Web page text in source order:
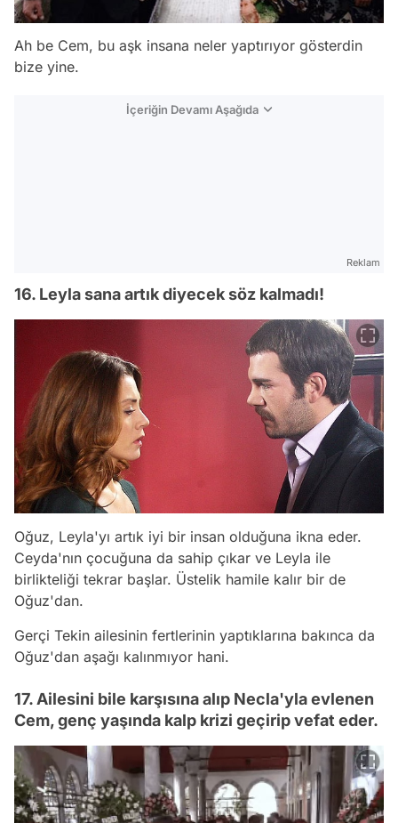
Ah be Cem, bu aşk insana neler yaptırıyor gösterdin
bize yine.
İçeriğin Devamı Aşağıda
Reklam
16. Leyla sana artık diyecek söz kalmadı!
Oğuz, Leyla'yı artık iyi bir insan olduğuna ikna eder.
Ceyda'nın çocuğuna da sahip çıkar ve Leyla ile
birlikteliği tekrar başlar. Üstelik hamile kalır bir de
Oğuz'dan.
Gerçi Tekin ailesinin fertlerinin yaptıklarına bakınca da
Oğuz'dan aşağı kalınmıyor hani.
17. Ailesini bile karşısına alıp Necla'yla evlenen
Cem, genç yaşında kalp krizi geçirip vefat eder.